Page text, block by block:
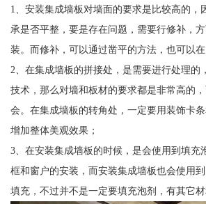
1、安装集成墙板对墙面的要求是比较高的，
承是否平整，要是存在问题，需要行修补，
装。而修补，可以通过凿平的方法，也可以
2、在集成墙板的拼接处，是需要进行处理的
技术，那么对墙和板材的要求都是非常高的
会。在集成墙板的转角处，一定要用装饰卡
增加整体美观效果；
3、在安装集成墙板的时候，是会使用到填充
框和窗户的安装，而安装集成墙板也会使用
填充，不过并不是一定要填充泡剂，有其它材